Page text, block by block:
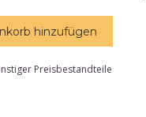
hinzufügen
Preisbestandteile